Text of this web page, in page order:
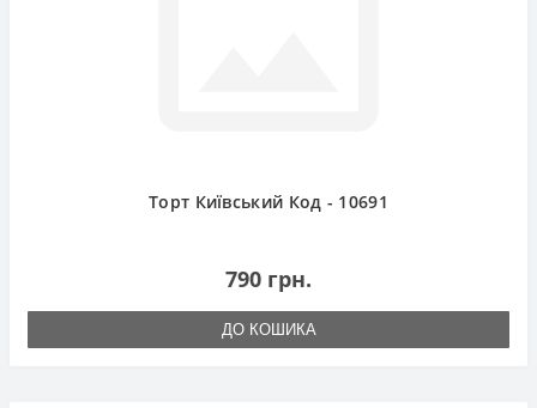
Торт Київський Код - 10691
790 грн.
ДО КОШИКА